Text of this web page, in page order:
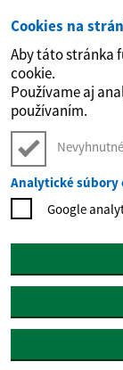
Preskočiť na hlavný
Cookies na
Aby táto stránka
cookie.
Používame aj
používaním.
Analytické súbory
Google